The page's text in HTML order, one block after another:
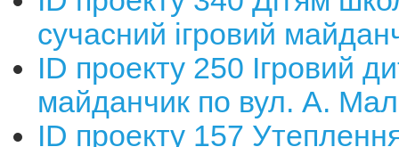
сучасний ігровий
ID проекту 250 Ігровий
майданчик по вул. А.
ID проекту 157